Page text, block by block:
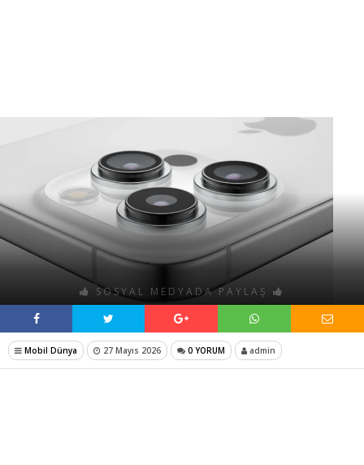
SOSYAL MEDYADA PAYLAŞ
Mobil Dünya 27 Mayıs 2026 0 YORUM admin